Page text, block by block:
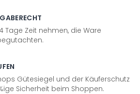
Tage Zeit nehmen, die Ware
Gütesiegel und der Käuferschutz
Sicherheit beim Shoppen.